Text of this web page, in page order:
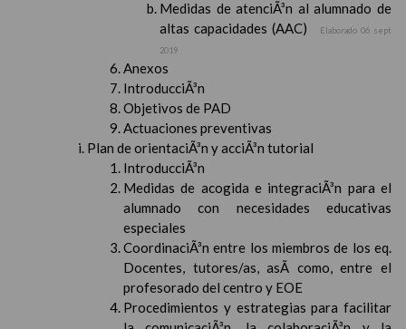
Medidas de atenciÃ³n al alumnado de
altas capacidades (AAC)
Elaborado 06 sept
2019
Anexos
IntroducciÃ³n
Objetivos de PAD
Actuaciones preventivas
Plan de orientaciÃ³n y acciÃ³n tutorial
IntroducciÃ³n
Medidas de acogida e integraciÃ³n para el
alumnado con necesidades educativas
especiales
CoordinaciÃ³n entre los miembros de los eq.
Docentes, tutores/as, asÃ­ como, entre el
profesorado del centro y EOE
Procedimientos y estrategias para facilitar